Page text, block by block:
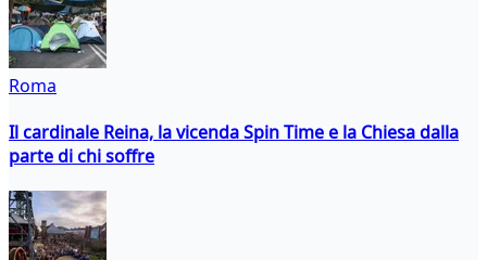
Roma
Il cardinale Reina, la vicenda Spin Time e la Chiesa dalla
parte di chi soffre